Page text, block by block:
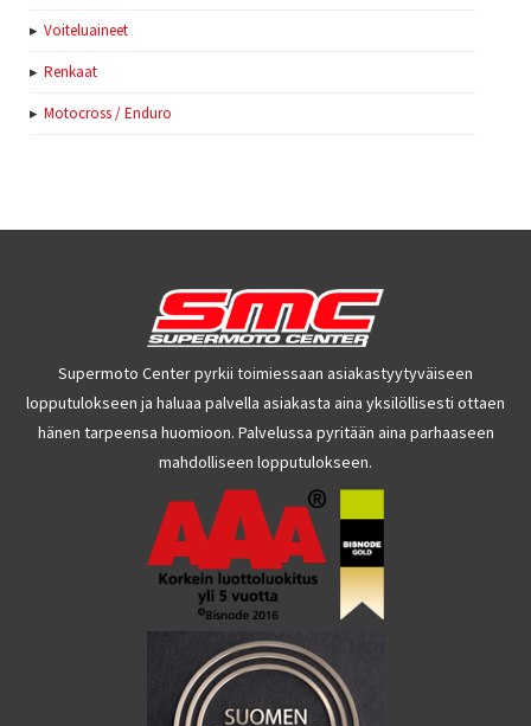
Voiteluaineet
Renkaat
Motocross / Enduro
Supermoto Center pyrkii toimiessaan asiakastyytyväiseen
lopputulokseen ja haluaa palvella asiakasta aina yksilöllisesti ottaen
hänen tarpeensa huomioon. Palvelussa pyritään aina parhaaseen
mahdolliseen lopputulokseen.